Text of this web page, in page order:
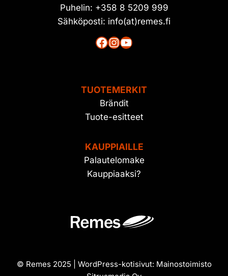
Puhelin: +358 8 5209 999
Sähköposti: info(at)remes.fi
Facebook
Instagram
YouTube
TUOTEMERKIT
Brändit
Tuote-esitteet
KAUPPIAILLE
Palautelomake
Kauppiaaksi?
© Remes 2025 | WordPress-kotisivut: Mainostoimisto